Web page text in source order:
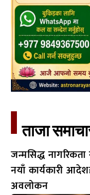
ताजा
जन्मसिद्ध नागरिकता
नयाँ कार्यकारी
अवलोकन